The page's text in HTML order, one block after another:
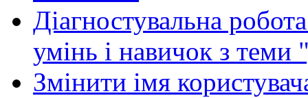
Діагностувальна
умінь і навичок з теми
Змінити імя